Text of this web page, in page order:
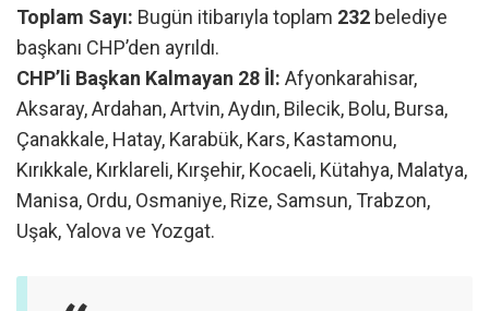
Toplam Sayı: Bugün itibarıyla toplam 232 belediye
başkanı CHP’den ayrıldı.
CHP’li Başkan Kalmayan 28 İl: Afyonkarahisar,
Aksaray, Ardahan, Artvin, Aydın, Bilecik, Bolu, Bursa,
Çanakkale, Hatay, Karabük, Kars, Kastamonu,
Kırıkkale, Kırklareli, Kırşehir, Kocaeli, Kütahya, Malatya,
Manisa, Ordu, Osmaniye, Rize, Samsun, Trabzon,
Uşak, Yalova ve Yozgat.